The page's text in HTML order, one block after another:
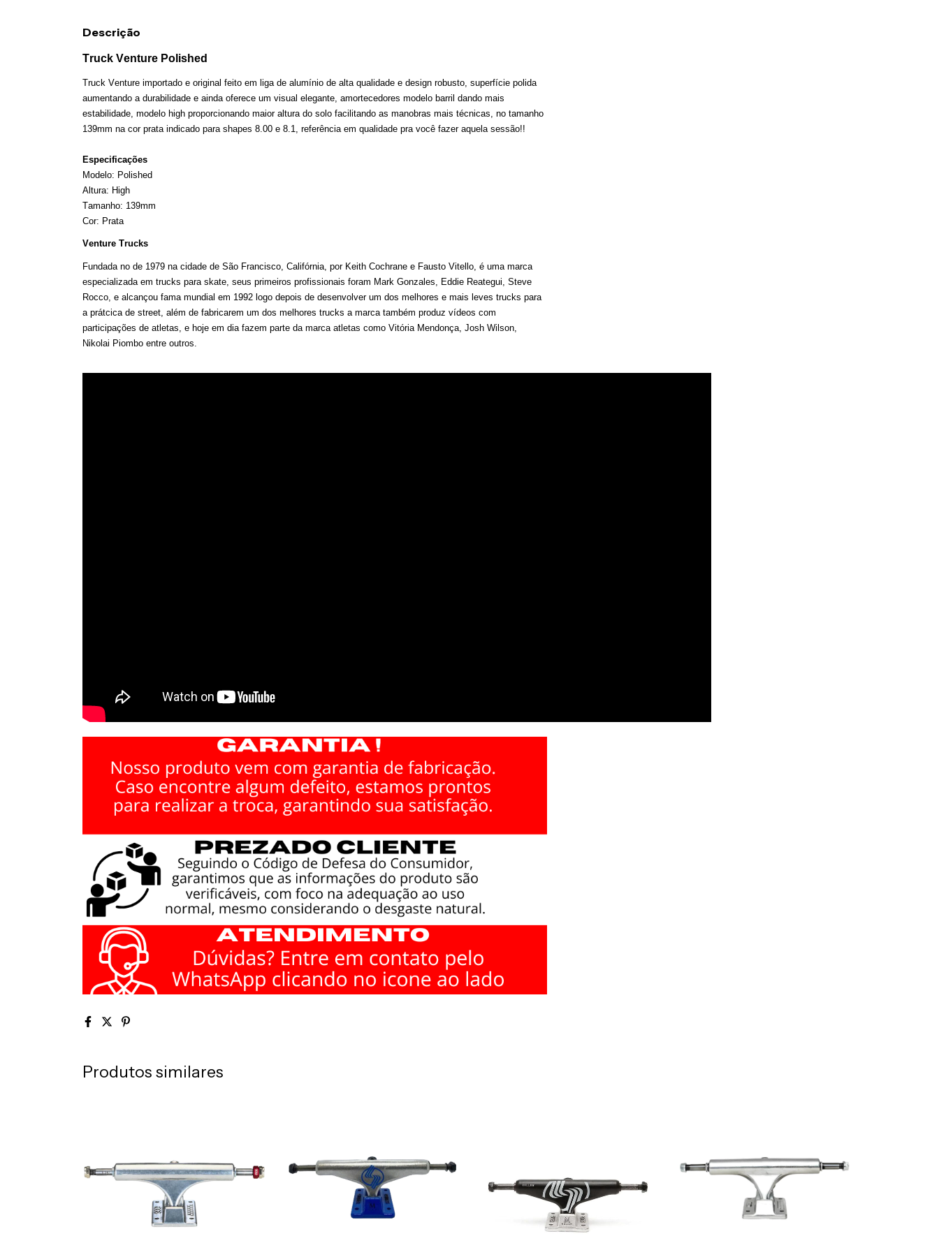
Descrição
Truck Venture Polished
Truck Venture importado e original feito em liga de alumínio de alta qualidade e design robusto, superfície polida
aumentando a durabilidade e ainda oferece um visual elegante, amortecedores modelo barril dando mais
estabilidade, modelo high proporcionando maior altura do solo facilitando as manobras mais técnicas, no tamanho
139mm na cor prata indicado para shapes 8.00 e 8.1, referência em qualidade pra você fazer aquela sessão!!
Especificações
Modelo: Polished
Altura: High
Tamanho: 139mm
Cor: Prata
Venture Trucks
Fundada no de 1979 na cidade de São Francisco, Califórnia, por Keith Cochrane e Fausto Vitello , é uma marca
especializada em trucks para skate, seus primeiros profissionais foram Mark Gonzales, Eddie Reategui , Steve
Rocco, e alcançou fama mundial em 1992 logo depois de desenvolver um dos melhores e mais leves trucks para
a prátcica de street , além de fabricarem um dos melhores trucks a marca também produz vídeos com
participações de atletas, e hoje em dia fazem parte da marca atletas como Vitória Mendonça, Josh Wilson,
Nikolai Piombo entre outros.
Produtos similares